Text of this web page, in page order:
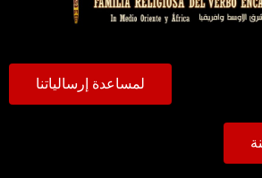
لمساعدة إرسالياتنا